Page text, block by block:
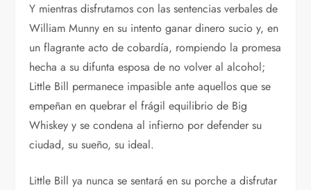
Y mientras disfrutamos con las sentencias verbales de
William Munny en su intento ganar dinero sucio y, en
un flagrante acto de cobardía, rompiendo la promesa
hecha a su difunta esposa de no volver al alcohol;
Little Bill permanece impasible ante aquellos que se
empeñan en quebrar el frágil equilibrio de Big
Whiskey y se condena al infierno por defender su
ciudad, su sueño, su ideal.
Little Bill ya nunca se sentará en su porche a disfrutar